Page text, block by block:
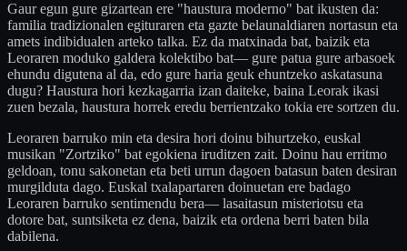
Gaur egun gure gizartean ere "haustura moderno" bat ikusten da:
familia tradizionalen egituraren eta gazte belaunaldiaren nortasun eta
amets indibidualen arteko talka. Ez da matxinada bat, baizik eta
Leoraren moduko galdera kolektibo bat— gure patua gure arbasoek
ehundu digutena al da, edo gure haria geuk ehuntzeko askatasuna
dugu? Haustura hori kezkagarria izan daiteke, baina Leorak ikasi
zuen bezala, haustura horrek eredu berrientzako tokia ere sortzen du.
Leoraren barruko min eta desira hori doinu bihurtzeko, euskal
musikan "Zortziko" bat egokiena iruditzen zait. Doinu hau erritmo
geldoan, tonu sakonetan eta beti urrun dagoen batasun baten desiran
murgilduta dago. Euskal txalapartaren doinuetan ere badago
Leoraren barruko sentimendu bera— lasaitasun misteriotsu eta
dotore bat, suntsiketa ez dena, baizik eta ordena berri baten bila
dabilena.